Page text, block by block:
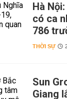
Hà
có ca
786
THỜI SỰ
Sun
Giang